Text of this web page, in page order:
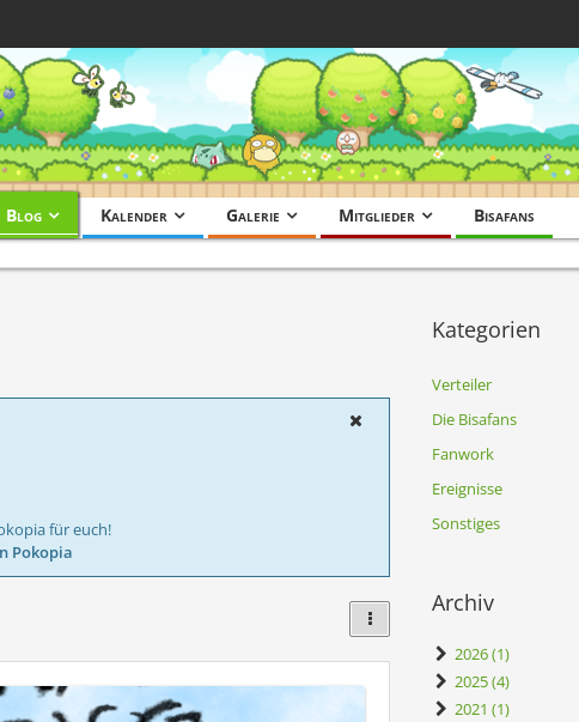
Blog Kalender Galerie Mitglieder Bisafans
für euch!
Pokopia
Kategorien
Verteiler
Die Bisafans
Fanwork
Ereignisse
Sonstiges
Archiv
2026 (1)
2025 (4)
2021 (1)